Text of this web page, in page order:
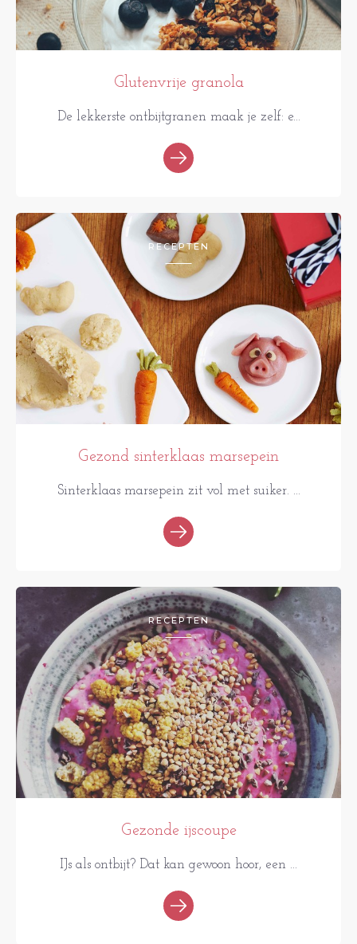
Glutenvrije granola
De lekkerste ontbijtgranen maak je zelf: e...
RECEPTEN
Gezond sinterklaas marsepein
Sinterklaas marsepein zit vol met suiker. ...
RECEPTEN
Gezonde ijscoupe
IJs als ontbijt? Dat kan gewoon hoor, een ...